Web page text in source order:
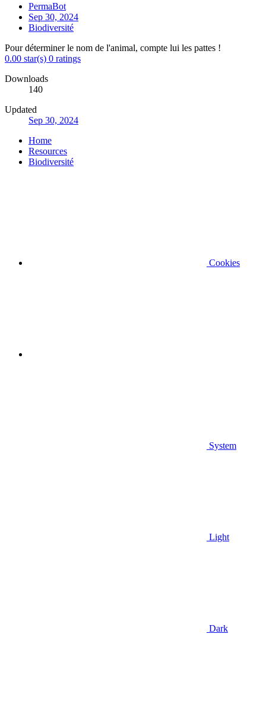
PermaBot
Sep 30, 2024
Biodiversité
Pour déterminer le nom de l'animal, compte lui les pattes !
0.00 star(s) 0 ratings
Downloads
140
Updated
Sep 30, 2024
Home
Resources
Biodiversité
Cookies
System
Light
Dark